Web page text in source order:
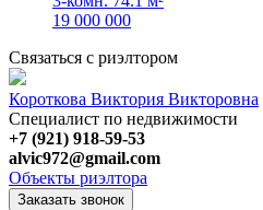
19 000 000
Связаться с риэлтором
Короткова Виктория Викторовна
Специалист по недвижимости
+7 (921) 918-59-53
alvic972@gmail.com
Объекты риэлтора
Заказать звонок